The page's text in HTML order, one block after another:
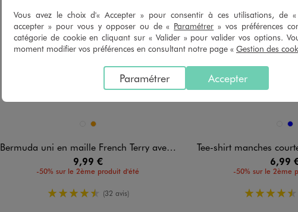
Disponible en 2 colorisBEIGE STANDARD
ORANGE
Bermuda uni en maille French Terry avec ceinture ajustable garçon
9,99 €
-50% sur le 2ème produit d'été
4.5/5 de moyenne
(32 avis)
Disponible en 2 coloris
BEIGE
Tee-shirt manches courtes en jersey
6,99
-50% sur le 2ème
4.5/5
Vous avez le choix d'« Accepter » pour consentir à ces utilisations, de
accepter » pour vous y opposer ou de « Paramétrer » vos préférences
catégorie de cookie en cliquant sur « Valider » pour valider vos options.
moment modifier vos préférences en consultant notre page « Gestion des
Accepter
Paramétrer